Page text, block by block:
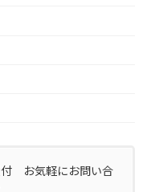
付 お気軽にお問い合